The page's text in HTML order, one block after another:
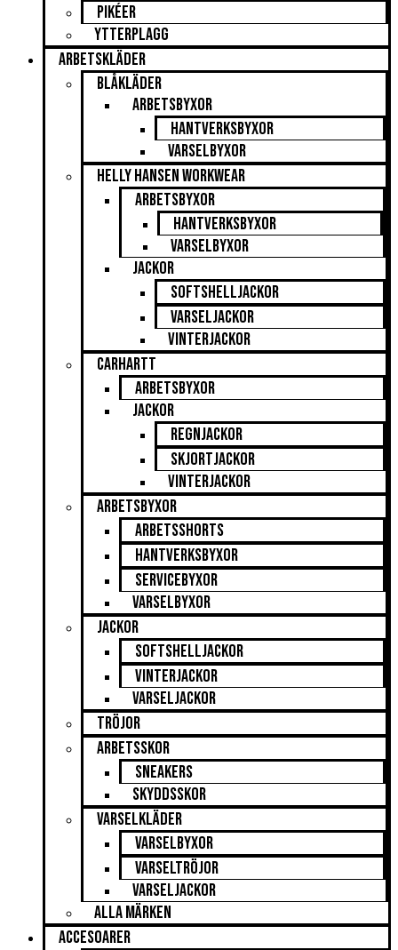
Pikéer
Ytterplagg
Arbetskläder
Blåkläder
Arbetsbyxor
Hantverksbyxor
Varselbyxor
Helly Hansen Workwear
Arbetsbyxor
Hantverksbyxor
Varselbyxor
Jackor
Softshelljackor
Varseljackor
Vinterjackor
Carhartt
Arbetsbyxor
Jackor
Regnjackor
Skjortjackor
Vinterjackor
Arbetsbyxor
Arbetsshorts
Hantverksbyxor
Servicebyxor
Varselbyxor
Jackor
Softshelljackor
Vinterjackor
Varseljackor
Tröjor
Arbetsskor
Sneakers
Skyddsskor
Varselkläder
Varselbyxor
Varseltröjor
Varseljackor
Alla märken
Accesoarer